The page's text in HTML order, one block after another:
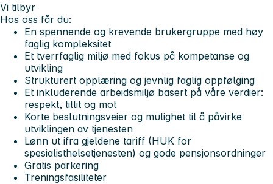
Vi tilbyr
Hos oss får du:
En spennende og krevende brukergruppe med høy
faglig kompleksitet
Et tverrfaglig miljø med fokus på kompetanse og
utvikling
Strukturert opplæring og jevnlig faglig oppfølging
Et inkluderende arbeidsmiljø basert på våre verdier:
respekt, tillit og mot
Korte beslutningsveier og mulighet til å påvirke
utviklingen av tjenesten
Lønn ut ifra gjeldene tariff (HUK for
spesialisthelsetjenesten) og gode pensjonsordninger
Gratis parkering
Treningsfasiliteter